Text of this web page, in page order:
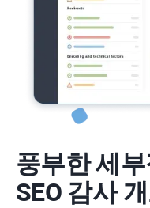
풍부한 세
SEO 감사